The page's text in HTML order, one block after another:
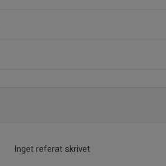
Inget referat skrivet